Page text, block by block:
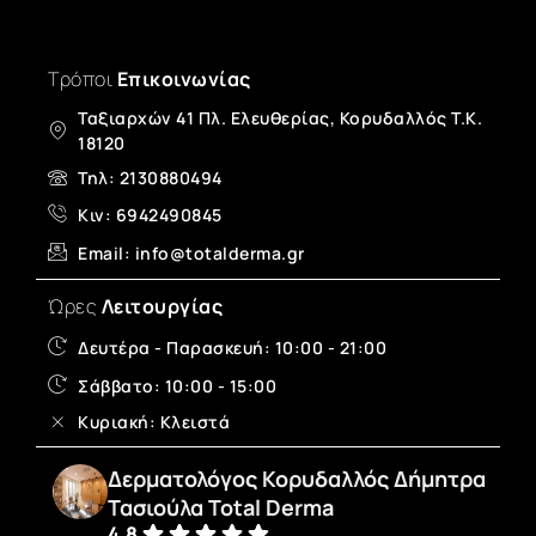
Τρόποι Επικοινωνίας
Ταξιαρχών 41 Πλ. Ελευθερίας, Κορυδαλλός T.K.
18120
Τηλ: 2130880494
Κιν: 6942490845
Email: info@totalderma.gr
Ώρες Λειτουργίας
Δευτέρα - Παρασκευή: 10:00 - 21:00
Σάββατο: 10:00 - 15:00
Κυριακή: Κλειστά
Δερματολόγος Κορυδαλλός Δήμητρα
Τασιούλα Total Derma